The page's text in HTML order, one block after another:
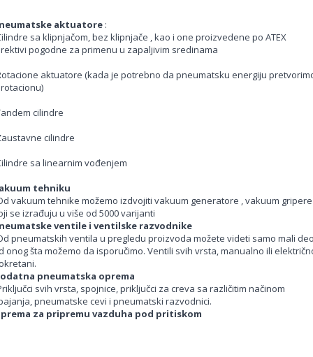
aktuatore :
sa klipnjačom, bez klipnjače , kao i one proizvedene po ATEX
pogodne za primenu u zapaljivim sredinama
aktuatore (kada je potrebno da pneumatsku energiju
cilindre
cilindre
sa linearnim vođenjem
tehniku
vakuum tehnike možemo izdvojiti vakuum generatore , vakuum gripere
se izrađuju u više od 5000 varijanti
ventile i ventilske razvodnike
pneumatskih ventila u pregledu proizvoda možete videti samo mali
onog šta možemo da isporučimo. Ventili svih vrsta, manualno ili
pneumatska oprema
svih vrsta, spojnice, priključci za creva sa različitim načinom
pneumatske cevi i pneumatski razvodnici.
za pripremu vazduha pod pritiskom